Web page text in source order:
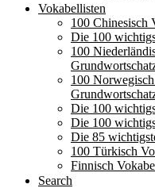
Vokabellisten
100 Chinesisch
Die 100
100
100
Die 100
Die 100
Die 85
100 Türkisch
Finnisch
Search